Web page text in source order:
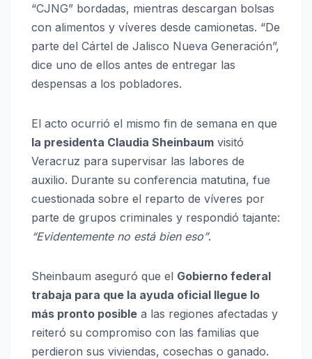
“CJNG” bordadas, mientras descargan bolsas
con alimentos y víveres desde camionetas. “De
parte del Cártel de Jalisco Nueva Generación”,
dice uno de ellos antes de entregar las
despensas a los pobladores.
El acto ocurrió el mismo fin de semana en que
la presidenta Claudia Sheinbaum visitó
Veracruz para supervisar las labores de
auxilio. Durante su conferencia matutina, fue
cuestionada sobre el reparto de víveres por
parte de grupos criminales y respondió tajante:
“Evidentemente no está bien eso”.
Sheinbaum aseguró que el Gobierno federal
trabaja para que la ayuda oficial llegue lo
más pronto posible a las regiones afectadas y
reiteró su compromiso con las familias que
perdieron sus viviendas, cosechas o ganado.